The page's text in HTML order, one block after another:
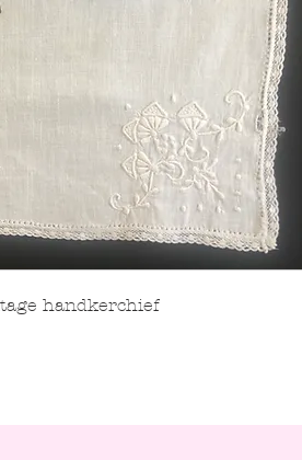
handkerchief